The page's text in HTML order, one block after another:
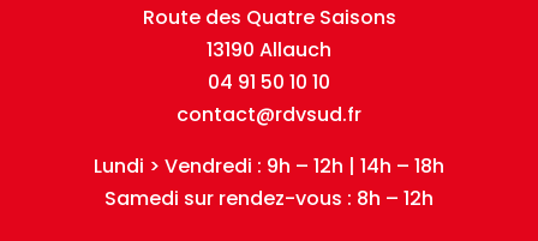
Route des Quatre Saisons
13190 Allauch
04 91 50 10 10
contact@rdvsud.fr
Lundi > Vendredi : 9h – 12h | 14h – 18h
Samedi sur rendez-vous : 8h – 12h